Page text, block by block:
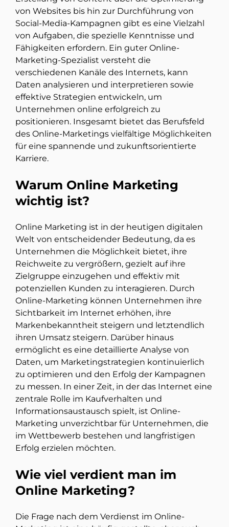
von Websites bis hin zur Durchführung von
Social-Media-Kampagnen gibt es eine Vielzahl
von Aufgaben, die spezielle Kenntnisse und
Fähigkeiten erfordern. Ein guter Online-
Marketing-Spezialist versteht die
verschiedenen Kanäle des Internets, kann
Daten analysieren und interpretieren sowie
effektive Strategien entwickeln, um
Unternehmen online erfolgreich zu
positionieren. Insgesamt bietet das Berufsfeld
des Online-Marketings vielfältige Möglichkeiten
für eine spannende und zukunftsorientierte
Karriere.
Warum Online Marketing
wichtig ist?
Online Marketing ist in der heutigen digitalen
Welt von entscheidender Bedeutung, da es
Unternehmen die Möglichkeit bietet, ihre
Reichweite zu vergrößern, gezielt auf ihre
Zielgruppe einzugehen und effektiv mit
potenziellen Kunden zu interagieren. Durch
Online-Marketing können Unternehmen ihre
Sichtbarkeit im Internet erhöhen, ihre
Markenbekanntheit steigern und letztendlich
ihren Umsatz steigern. Darüber hinaus
ermöglicht es eine detaillierte Analyse von
Daten, um Marketingstrategien kontinuierlich
zu optimieren und den Erfolg der Kampagnen
zu messen. In einer Zeit, in der das Internet eine
zentrale Rolle im Kaufverhalten und
Informationsaustausch spielt, ist Online-
Marketing unverzichtbar für Unternehmen, die
im Wettbewerb bestehen und langfristigen
Erfolg erzielen möchten.
Wie viel verdient man im
Online Marketing?
Die Frage nach dem Verdienst im Online-